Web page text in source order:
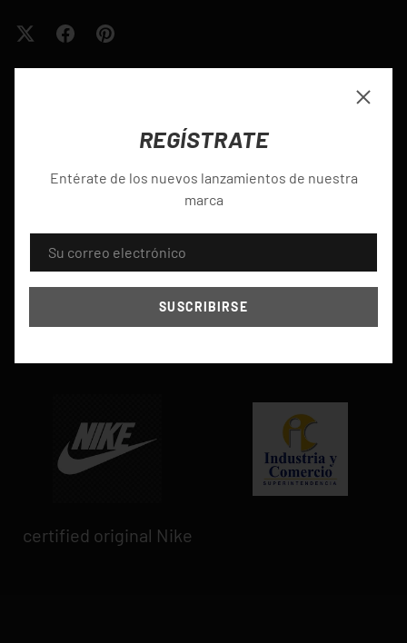
REGÍSTRATE
Entérate de los nuevos lanzamientos de nuestra
marca
SUSCRIBIRSE
Paga hasta en 24
cuotas
Crédito fácil, rápido y
seguro
certified original Nike